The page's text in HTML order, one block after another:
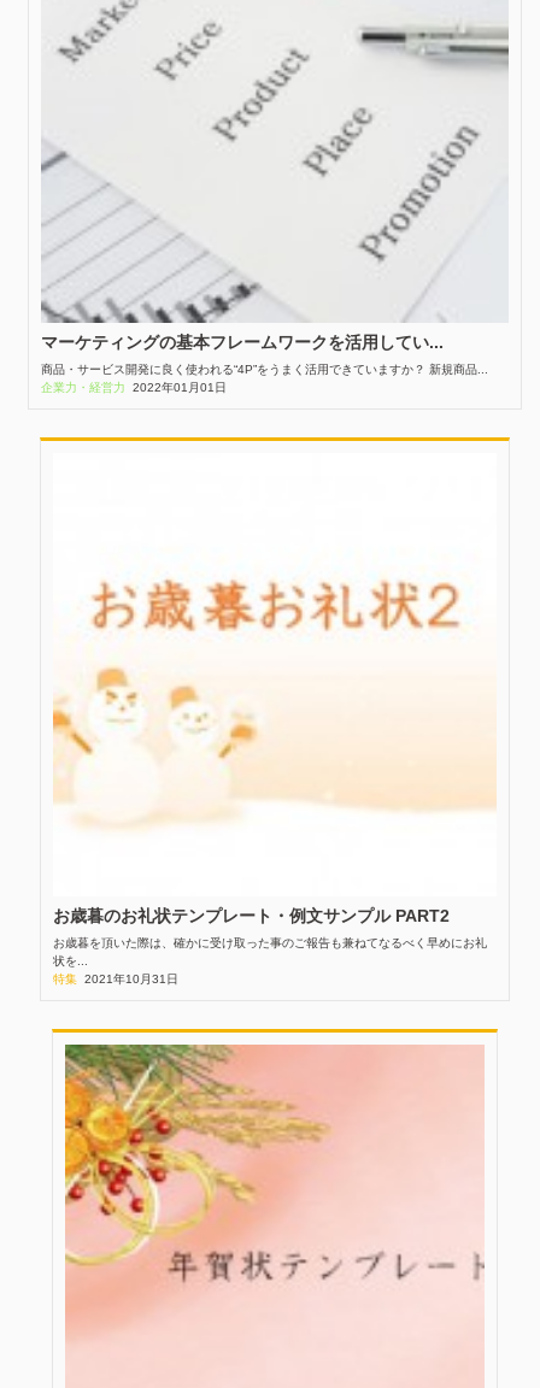
マーケティングの基本フレームワークを活用してい...
商品・サービス開発に良く使われる“4P”をうまく活用できていますか？ 新規商品...
企業力・経営力
2022年01月01日
お歳暮のお礼状テンプレート・例文サンプル PART2
お歳暮を頂いた際は、確かに受け取った事のご報告も兼ねてなるべく早めにお礼
状を...
特集 2021年10月31日